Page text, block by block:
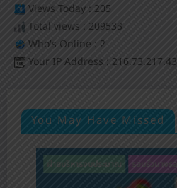
Views Today : 205
Total views : 209533
Who's Online : 2
Your IP Address : 216.73.217.43
You May Have Missed
รอบรั้วนางรองพิท